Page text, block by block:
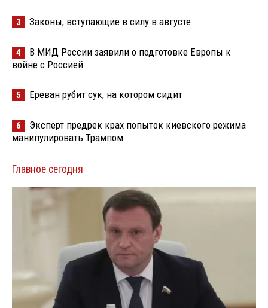
3 Законы, вступающие в силу в августе
4
В МИД России заявили о подготовке Европы к
войне с Россией
5 Ереван рубит сук, на котором сидит
6
Эксперт предрек крах попыток киевского режима
манипулировать Трампом
Главное сегодня